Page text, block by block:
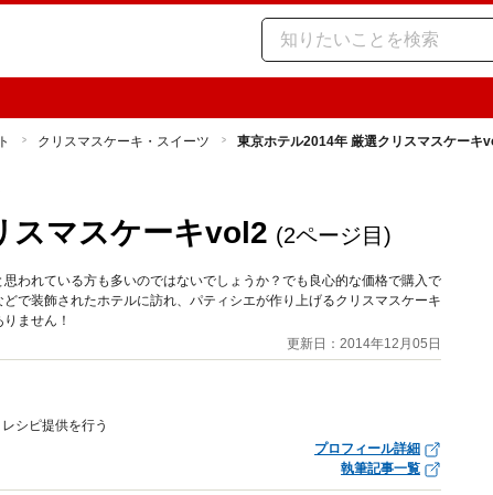
クリスマスケーキ・スイーツ 東京ホテル2014年 厳選クリスマスケーキ
スマスケーキvol2 (2ページ目)
われている方も多いのではないでしょうか？でも良心的な価格で購入で
で装飾されたホテルに訪れ、パティシエが作り上げるクリスマスケーキ
ません！
更新日：2014年12月05日
シピ提供を行う
プロフィール詳細
執筆記事一覧